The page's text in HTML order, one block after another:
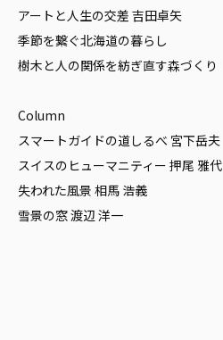
アートと人生の交差 吉田卓矢
季節を繋ぐ北海道の暮らし
樹木と人の関係を紡ぎ直す森づくり
Column
スマートガイドの道しるべ 宮下岳夫
スイスのヒューマニティー 押尾 雅代
失われた風景 相馬 浩義
雪景の窓 渡辺 洋一